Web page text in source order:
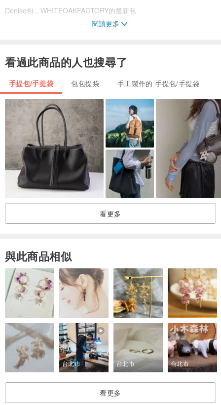
Denise包，WHITEOAKFACTORY的最新包
能夠放入筆記本或文件的袋子尺寸。可以搬運沉重的東西。硬袋底
座。並且在包的安裝座上有一個磁性按鈕。
🔺尺寸:: 15x11.5x5英寸
inside內部有小口袋（拉鍊隔層）:: 8x8英寸
🔺皮帶長度:: 23英寸。
🔺材料::人造革。 （PU）
🔺5種顏色：：黑色，深橄欖綠色，淺米色，棕褐色，黃色。
閱讀更多
看過此商品的人也搜尋了
手提包/手提袋 包包提袋 手工製作的 手提包/手提袋
看更多
與此商品相似
台北市 台北市 台北市
看更多